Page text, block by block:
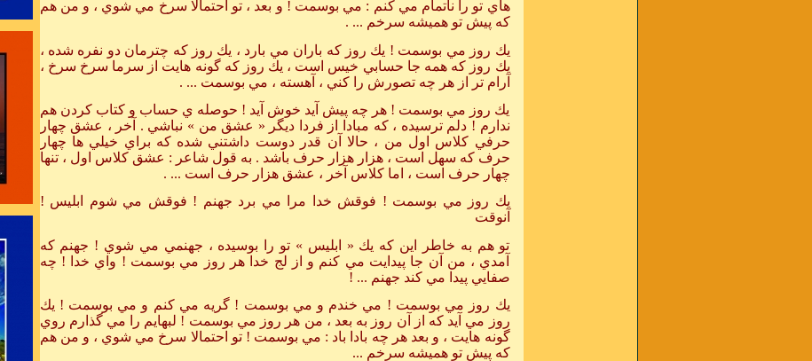
ایده و فکر ،
بحران
در برخورد با
هاي تو را ناتمام مي كنم : مي بوسمت ! و بعد ، تو احتمالا سرخ مي شوي ، و منهم
كه پيش تو هميشه سرخم ... .
يك روز مي بوسمت ! يك روز كه باران مي بارد ، يك روز كه چترمان دو نفره شده ،
يك روز كه همه جا حسابي خيس است ، يك روز كه گونه هايت از سرما سرخ سرخ ،
آرامتر از هر چه تصورش را كني ، آهسته ، مي بوسمت ... .
يك روز مي بوسمت ! هر چه پيش آيد خوش آيد ! حوصله ي حساب و كتاب كردن هم
ندارم ! دلم ترسيده ، كه مبادا از فردا ديگر « عشق من » نباشي . آخر ، عشق چهار
حرفي كلاس اول من ، حالا آن قدر دوست داشتني شده كه براي خيلي ها چهار
حرف كه سهل است ، هزار هزار حرف باشد . به قول شاعر : عشق كلاس اول ، تنها
چهار حرف است ، اما كلاس آخر ، عشق هزار حرف است ... .
يك روز مي بوسمت ! فوقش خدا مرا مي برد جهنم ! فوقش مي شوم ابليس !
آنوقت
تو هم به خاطر اين كه يك « ابليس » تو را بوسيده ، جهنمي مي شوي ! جهنم كه
آمدي ، من آن جا پيدايت مي كنم و از لج خدا هر روز مي بوسمت ! واي خدا ! چه
صفايي پيدا مي كند جهنم ... !
يك روز مي بوسمت ! مي خندم و مي بوسمت ! گريه مي كنم و مي بوسمت ! يك
روز مي آيد كه از آن روز به بعد ، من هر روز مي بوسمت ! لبهايم را مي گذارم روي
گونه هايت ، و بعد هر چه بادا باد : مي بوسمت ! تو احتمالا سرخ مي شوي ، و من هم
كه پيش تو هميشه سرخم ...